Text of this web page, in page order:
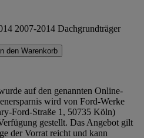
2007-2014 Dachgrundträger
In den Warenkorb
auf den genannten Online-
wird von Ford-Werke
Ford-Straße 1, 50735 Köln)
gestellt. Das Angebot gilt
der Vorrat reicht und kann